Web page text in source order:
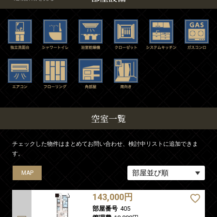
空室一覧
チェックした物件はまとめてお問い合わせ、検討中リストに追加できま
す。
MAP
143,000円
部屋番号 405
MAP
MAP
MAP
MAP
MAP
MAP
MAP